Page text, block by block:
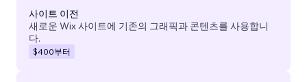
사이트 이전
새로운 Wix 사이트에 기존의 그래픽과 콘텐츠를 사용합니
다.
$400부터